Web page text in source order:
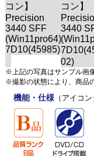
※上記の写真はサンプル画
※撮影の状態により、商品
機能・仕様（アイコン